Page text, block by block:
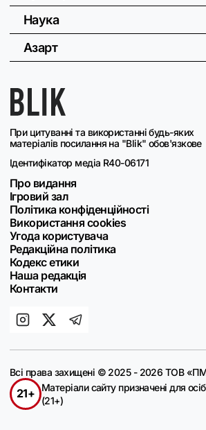
При цитуванні та використанні будь-яких
матеріалів посилання на "Blik" обов'язкове
Ідентифікатор медіа R40-06171
Про видання
Ігровий зал
Політика конфіденційності
Використання cookies
Угода користувача
Редакційна політика
Кодекс етики
Наша редакція
Контакти
Наука
Азарт
Всі права захищені © 2025 - 2026 ТОВ
21+
Матеріали сайту призначені для
(21+)